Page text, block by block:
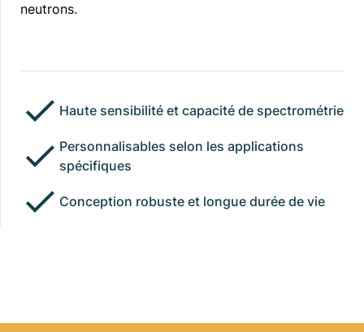
neutrons.
Haute sensibilité et capacité de spectrométrie
Personnalisables selon les applications
spécifiques
Conception robuste et longue durée de vie